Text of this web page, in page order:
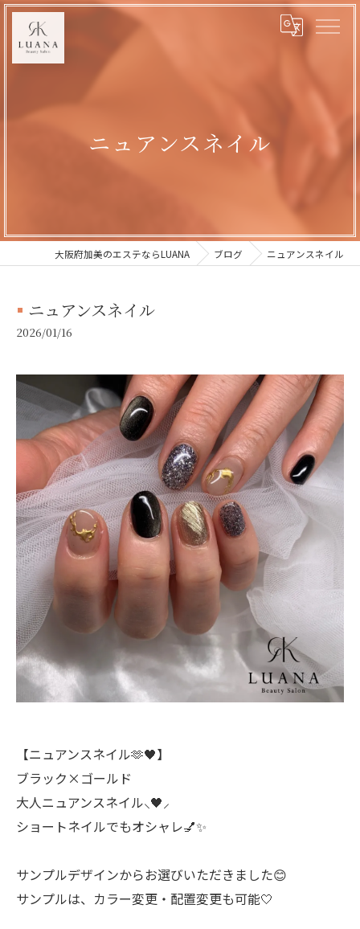
ニュアンスネイル
大阪府加美のエステならLUANA ブログ ニュアンスネイル
ニュアンスネイル
2026/01/16
【ニュアンスネイル🫶🖤】
ブラック×ゴールド
大人ニュアンスネイル⸜🖤⸝
ショートネイルでもオシャレ💅✨
サンプルデザインからお選びいただきました😊
サンプルは、カラー変更・配置変更も可能‎🤍